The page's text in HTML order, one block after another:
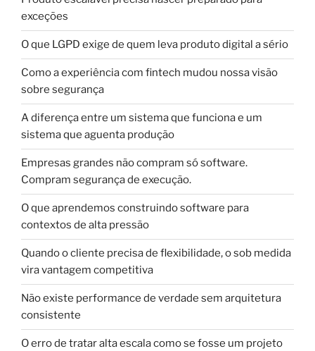
exceções
O que LGPD exige de quem leva produto digital a sério
Como a experiência com fintech mudou nossa visão
sobre segurança
A diferença entre um sistema que funciona e um
sistema que aguenta produção
Empresas grandes não compram só software.
Compram segurança de execução.
O que aprendemos construindo software para
contextos de alta pressão
Quando o cliente precisa de flexibilidade, o sob medida
vira vantagem competitiva
Não existe performance de verdade sem arquitetura
consistente
O erro de tratar alta escala como se fosse um projeto